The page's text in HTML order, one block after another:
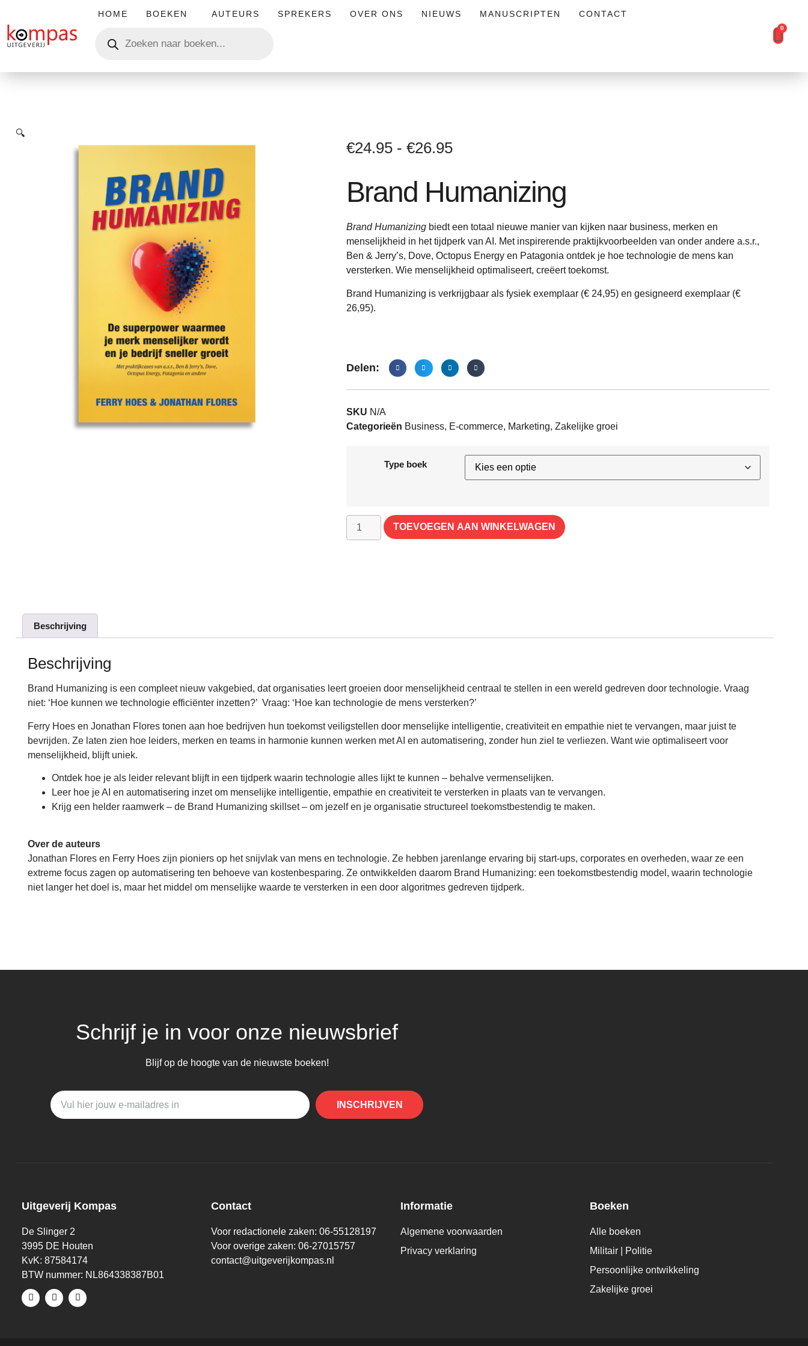
HOME BOEKEN AUTEURS SPREKERS OVER ONS NIEUWS MANUSCRIPTEN CONTACT
0
🔍
€24.95 - €26.95
Brand Humanizing
Brand Humanizing biedt een totaal nieuwe manier van kijken naar business, merken en
menselijkheid in het tijdperk van AI. Met inspirerende praktijkvoorbeelden van onder andere a.s.r.,
Ben & Jerry’s, Dove, Octopus Energy en Patagonia ontdek je hoe technologie de mens kan
versterken. Wie menselijkheid optimaliseert, creëert toekomst.
Brand Humanizing is verkrijgbaar als fysiek exemplaar (€ 24,95) en gesigneerd exemplaar (€
26,95).
Delen:
SKU N/A
Categorieën Business, E-commerce, Marketing, Zakelijke groei
Type boek
TOEVOEGEN AAN WINKELWAGEN
Beschrijving
Beschrijving
Brand Humanizing is een compleet nieuw vakgebied, dat organisaties leert groeien door menselijkheid centraal te stellen in een wereld gedreven door technologie. Vraag
niet: ‘Hoe kunnen we technologie efficiënter inzetten?’ Vraag: ‘Hoe kan technologie de mens versterken?’
Ferry Hoes en Jonathan Flores tonen aan hoe bedrijven hun toekomst veiligstellen door menselijke intelligentie, creativiteit en empathie niet te vervangen, maar juist te
bevrijden. Ze laten zien hoe leiders, merken en teams in harmonie kunnen werken met AI en automatisering, zonder hun ziel te verliezen. Want wie optimaliseert voor
menselijkheid, blijft uniek.
Ontdek hoe je als leider relevant blijft in een tijdperk waarin technologie alles lijkt te kunnen – behalve vermenselijken.
Leer hoe je AI en automatisering inzet om menselijke intelligentie, empathie en creativiteit te versterken in plaats van te vervangen.
Krijg een helder raamwerk – de Brand Humanizing skillset – om jezelf en je organisatie structureel toekomstbestendig te maken.
Over de auteurs
Jonathan Flores en Ferry Hoes zijn pioniers op het snijvlak van mens en technologie. Ze hebben jarenlange ervaring bij start-ups, corporates en overheden, waar ze een
extreme focus zagen op automatisering ten behoeve van kostenbesparing. Ze ontwikkelden daarom Brand Humanizing: een toekomstbestendig model, waarin technologie
niet langer het doel is, maar het middel om menselijke waarde te versterken in een door algoritmes gedreven tijdperk.
Schrijf je in voor onze nieuwsbrief
Blijf op de hoogte van de nieuwste boeken!
INSCHRIJVEN
Uitgeverij Kompas
De Slinger 2
3995 DE Houten
KvK: 87584174
BTW nummer: NL864338387B01
Contact
Voor redactionele zaken: 06-55128197
Voor overige zaken: 06-27015757
contact@uitgeverijkompas.nl
Informatie
Algemene voorwaarden
Privacy verklaring
Boeken
Alle boeken
Militair | Politie
Persoonlijke ontwikkeling
Zakelijke groei